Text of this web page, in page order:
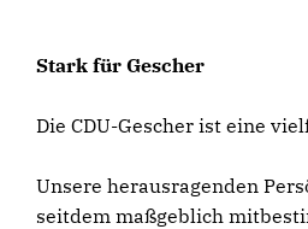
Stark für Gescher
Die CDU-Gescher ist eine
Unsere herausragenden
seitdem maßgeblich